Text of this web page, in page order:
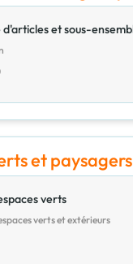
d'articles et sous-
et paysagers
verts
verts et extérieurs